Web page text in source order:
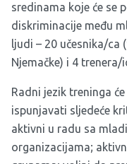
sredinama koje će se
diskriminacije među
ljudi – 20 učesnika/ca
Njemačke) i 4
Radni jezik treninga
ispunjavati sljedeće
aktivni u radu sa
organizacijama;